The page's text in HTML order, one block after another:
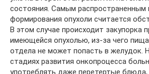
состояния. Самым распространенным
формирования опухоли считается
В этом случае происходит закупорка
имеющейся опухолью, из-за чего пища
отдела не может попасть в желудок.
стадиях развития онкопроцесса
употреблять даже перетертые